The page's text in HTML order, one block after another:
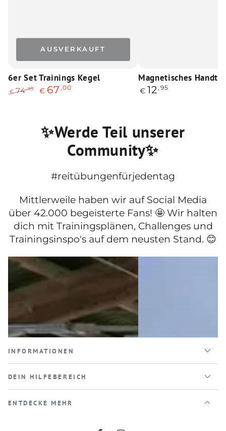
6er Set Trainings Kegel
€ 74,95 € 67 ,00
AUSVERKAUFT
Magnetisches
Regulärer
€ 12 ,95
✨Werde Teil unserer
Community✨
#reitübungenfürjedentag
Mittlerweile haben wir auf Social Media
über 42.000 begeisterte Fans! 🤩 Wir halten
dich mit Trainingsplänen, Challenges und
Trainingsinspo's auf dem neusten Stand. 😊
INFORMATIONEN
DEIN HILFEBEREICH
ENTDECKE MEHR